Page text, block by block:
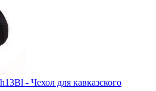
- Чехол для кавказского